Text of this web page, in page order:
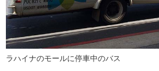
ラハイナのモールに停車中のバス